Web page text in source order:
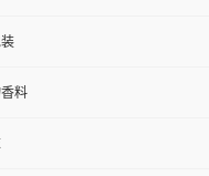
料